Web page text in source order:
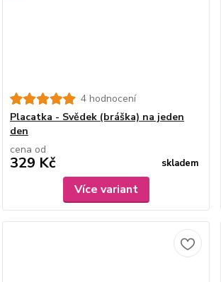
4 hodnocení
Placatka - Svědek (bráška) na jeden
den
cena od
329 Kč skladem
Více variant